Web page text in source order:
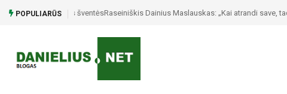
POPULIARŪS Raseiniškis Dainius Maslauskas: „Kai atrandi save, tada